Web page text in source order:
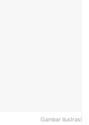
Gambar Ilustrasi